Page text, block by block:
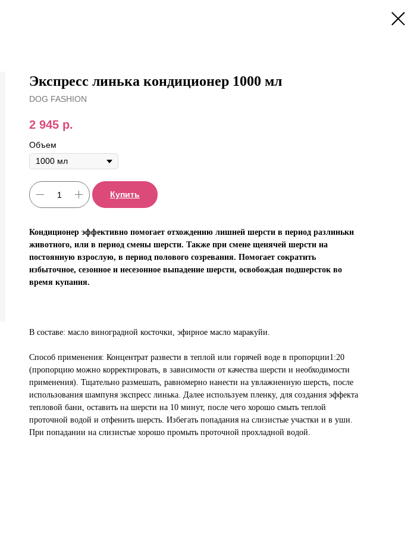
Экспресс линька кондиционер 1000 мл
DOG FASHION
2 945 р.
Объем
Купить
Кондиционер эффективно помогает отхождению лишней шерсти в период разлиньки
животного, или в период смены шерсти. Также при смене щенячей шерсти на
постоянную взрослую, в период полового созревания. Помогает сократить
избыточное, сезонное и несезонное выпадение шерсти, освобождая подшерсток во
время купания.
В составе: масло виноградной косточки, эфирное масло маракуйи.
Способ применения: Концентрат развести в теплой или горячей воде в пропорции1:20
(пропорцию можно корректировать, в зависимости от качества шерсти и необходимости
применения). Тщательно размешать, равномерно нанести на увлажненную шерсть, после
использования шампуня экспресс линька. Далее используем пленку, для создания эффекта
тепловой бани, оставить на шерсти на 10 минут, после чего хорошо смыть теплой
проточной водой и отфенить шерсть. Избегать попадания на слизистые участки и в уши.
При попадании на слизистые хорошо промыть проточной прохладной водой.